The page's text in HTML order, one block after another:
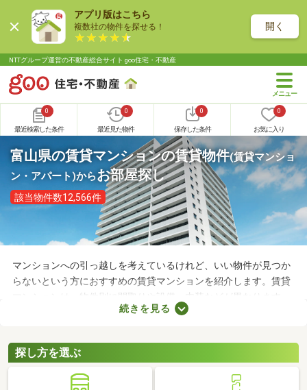
アプリ版はこちら
複数社の物件を探せる！ 開く
NTTグループ運営の不動産総合サイト goo住宅・不動産
0
最近検索した条件
0
最近見た物件
0
保存した条件
0
お気に入り
富山県の賃貸マンションの賃貸物件(賃貸マンショ
ン・アパート)からお部屋探し
該当物件数12,566件
マンションへの引っ越しを考えているけれど、いい物件が見つか
らないという方におすすめの賃貸マンションを紹介します。賃貸
マンションは、物件別に間取りや設備、内装などが異なります。
複数の物件を見比べて、希望や好みにぴったりなお部屋を見つけ
貸マンションを比較してみてくださいね。
続きを見る
探し方を選ぶ